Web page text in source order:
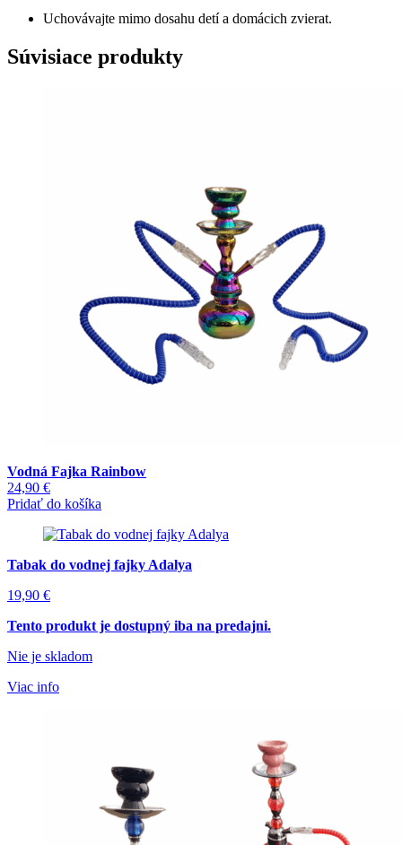
Uchovávajte mimo dosahu detí a domácich zvierat.
Súvisiace produkty
Vodná Fajka Rainbow
24,90 €
Pridať do košíka
Tabak do vodnej fajky Adalya
19,90 €
Tento produkt je dostupný iba na predajni.
Nie je skladom
Viac info